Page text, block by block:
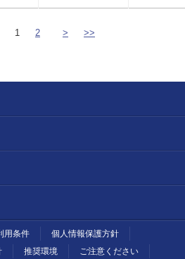
1 2 > >>
用条件
個人情報保護方針
推奨環境 ご注意ください